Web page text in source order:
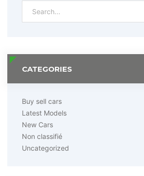
CATEGORIES
Buy sell cars
Latest Models
New Cars
Non classifié
Uncategorized